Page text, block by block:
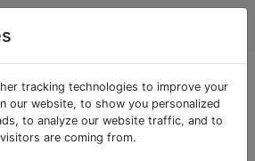
taggate
tracking technologies to improve your
our website, to show you personalized
to analyze our website traffic, and to
are coming from.